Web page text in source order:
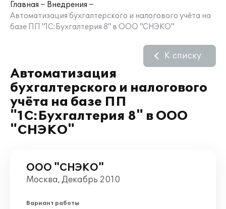
Главная
Внедрения
Автоматизация бухгалтерского и налогового учёта на
базе ПП "1С:Бухгалтерия 8" в ООО "СНЭКО"
Автоматизация
бухгалтерского и налогового
учёта на базе ПП
"1С:Бухгалтерия 8" в ООО
"СНЭКО"
К списку
ООО "СНЭКО"
Москва, Декабрь 2010
Вариант работы